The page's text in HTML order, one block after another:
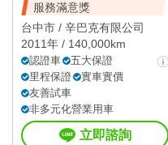
服務滿意獎
台中市 / 辛巴克有限公司
2011年 / 140,000km
認證車
五大保證
里程保證
實車實價
友善試車
非多元化營業用車
立即諮詢